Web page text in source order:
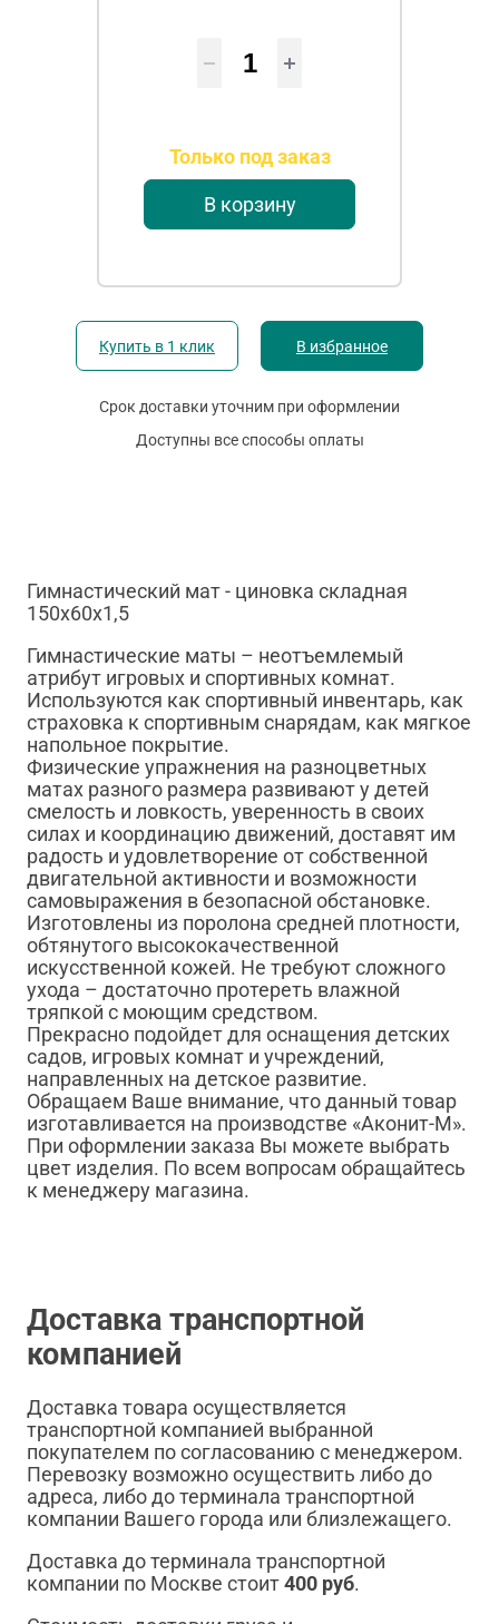
Только под заказ
В корзину
Купить в 1 клик В избранное
Срок доставки уточним при оформлении
Доступны все способы оплаты
Гимнастический мат - циновка складная
150х60х1,5
Гимнастические маты – неотъемлемый
атрибут игровых и спортивных комнат.
Используются как спортивный инвентарь, как
страховка к спортивным снарядам, как мягкое
напольное покрытие.
Физические упражнения на разноцветных
матах разного размера развивают у детей
смелость и ловкость, уверенность в своих
силах и координацию движений, доставят им
радость и удовлетворение от собственной
двигательной активности и возможности
самовыражения в безопасной обстановке.
Изготовлены из поролона средней плотности,
обтянутого высококачественной
искусственной кожей. Не требуют сложного
ухода – достаточно протереть влажной
тряпкой с моющим средством.
Прекрасно подойдет для оснащения детских
садов, игровых комнат и учреждений,
направленных на детское развитие.
Обращаем Ваше внимание, что данный товар
изготавливается на производстве «Аконит-М».
При оформлении заказа Вы можете выбрать
цвет изделия. По всем вопросам обращайтесь
к менеджеру магазина.
Доставка транспортной
компанией
Доставка товара осуществляется
транспортной компанией выбранной
покупателем по согласованию с менеджером.
Перевозку возможно осуществить либо до
адреса, либо до терминала транспортной
компании Вашего города или близлежащего.
Доставка до терминала транспортной
компании по Москве стоит400 руб.